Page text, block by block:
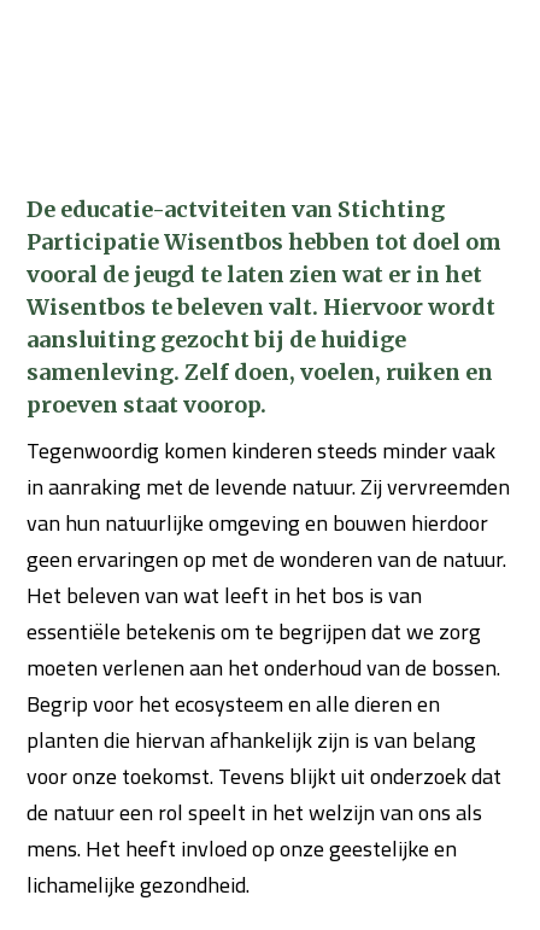
De educatie-actviteiten van Stichting
Participatie Wisentbos hebben tot doel om
vooral de jeugd te laten zien wat er in het
Wisentbos te beleven valt. Hiervoor wordt
aansluiting gezocht bij de huidige
samenleving. Zelf doen, voelen, ruiken en
proeven staat voorop.
Tegenwoordig komen kinderen steeds minder vaak
in aanraking met de levende natuur. Zij vervreemden
van hun natuurlijke omgeving en bouwen hierdoor
geen ervaringen op met de wonderen van de natuur.
Het beleven van wat leeft in het bos is van
essentiële betekenis om te begrijpen dat we zorg
moeten verlenen aan het onderhoud van de bossen.
Begrip voor het ecosysteem en alle dieren en
planten die hiervan afhankelijk zijn is van belang
voor onze toekomst. Tevens blijkt uit onderzoek dat
de natuur een rol speelt in het welzijn van ons als
mens. Het heeft invloed op onze geestelijke en
lichamelijke gezondheid.